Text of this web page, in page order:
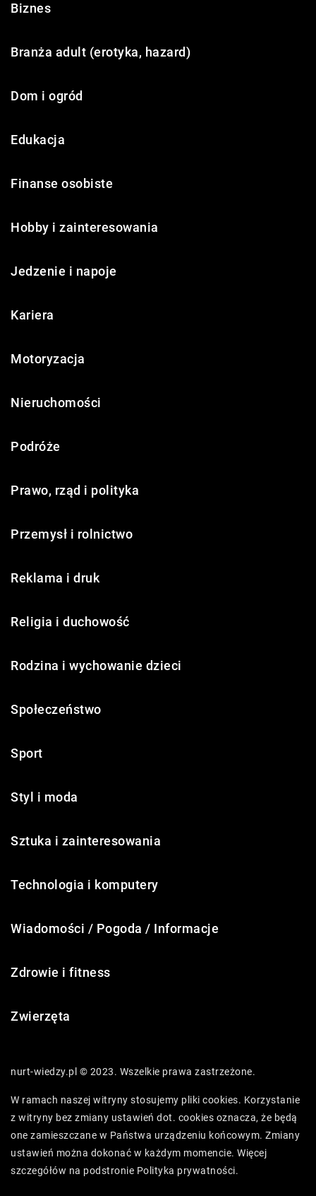
Biznes
Branża adult (erotyka, hazard)
Dom i ogród
Edukacja
Finanse osobiste
Hobby i zainteresowania
Jedzenie i napoje
Kariera
Motoryzacja
Nieruchomości
Podróże
Prawo, rząd i polityka
Przemysł i rolnictwo
Reklama i druk
Religia i duchowość
Rodzina i wychowanie dzieci
Społeczeństwo
Sport
Styl i moda
Sztuka i zainteresowania
Technologia i komputery
Wiadomości / Pogoda / Informacje
Zdrowie i fitness
Zwierzęta
nurt-wiedzy.pl © 2023. Wszelkie prawa zastrzeżone.
W ramach naszej witryny stosujemy pliki cookies. Korzystanie
z witryny bez zmiany ustawień dot. cookies oznacza, że będą
one zamieszczane w Państwa urządzeniu końcowym. Zmiany
ustawień można dokonać w każdym momencie. Więcej
szczegółów na podstronie Polityka prywatności.